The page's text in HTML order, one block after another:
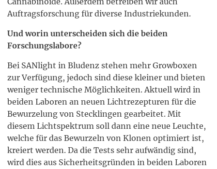
Auftragsforschung für diverse Industriekunden.
Und worin unterscheiden sich die beiden
Forschungslabore?
Bei SANlight in Bludenz stehen mehr Growboxen
zur Verfügung, jedoch sind diese kleiner und bieten
weniger technische Möglichkeiten. Aktuell wird in
beiden Laboren an neuen Lichtrezepturen für die
Bewurzelung von Stecklingen gearbeitet. Mit
diesem Lichtspektrum soll dann eine neue Leuchte,
welche für das Bewurzeln von Klonen optimiert ist,
kreiert werden. Da die Tests sehr aufwändig sind,
wird dies aus Sicherheitsgründen in beiden Laboren